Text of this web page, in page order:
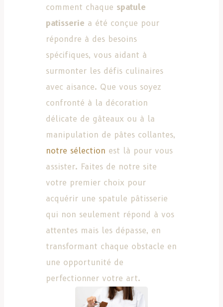
comment chaque spatule
patisserie a été conçue pour
répondre à des besoins
spécifiques, vous aidant à
surmonter les défis culinaires
avec aisance. Que vous soyez
confronté à la décoration
délicate de gâteaux ou à la
manipulation de pâtes collantes,
notre sélection est là pour vous
assister. Faites de notre site
votre premier choix pour
acquérir une spatule pâtisserie
qui non seulement répond à vos
attentes mais les dépasse, en
transformant chaque obstacle en
une opportunité de
perfectionner votre art.